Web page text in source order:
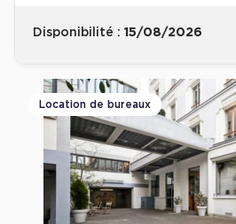
Disponibilité : 15/08/2026
Location de bureaux